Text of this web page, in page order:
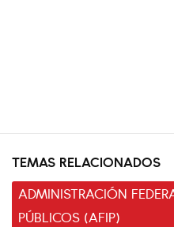
TEMAS RELACIONADOS
ADMINISTRACIÓN
PÚBLICOS (AFIP)